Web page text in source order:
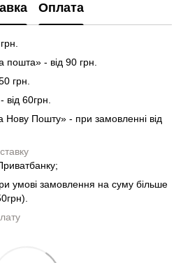
Оплата
пошта» - від 90 грн.
грн.
60грн.
Нову Пошту» - при замовленні від
умові замовлення на суму більше